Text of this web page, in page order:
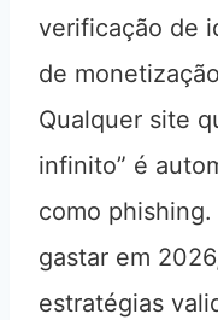
verificação de
de
Qualquer site
infinito” é
como
gastar em
estratégias